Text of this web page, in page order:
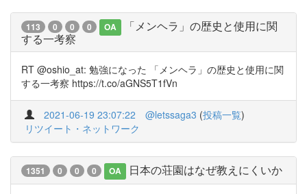
113 0 0 0 OA
「メンヘラ」の歴史と使用に関
する一考察
RT @oshio_at: 勉強になった 「メンヘラ」の歴史と使用に関
する一考察 https://t.co/aGNS5T1fVn
2021-06-19 23:07:22 @letssaga3 (投稿一覧)
リツイート・ネットワーク
1351 0 0 0 OA 日本の荘園はなぜ教えにくいか